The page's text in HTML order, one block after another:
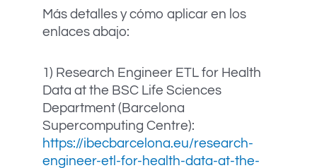
Más detalles y cómo aplicar en los
enlaces abajo:
1) Research Engineer ETL for Health
Data at the BSC Life Sciences
Department (Barcelona
Supercomputing Centre):
https://ibecbarcelona.eu/research-
engineer-etl-for-health-data-at-the-